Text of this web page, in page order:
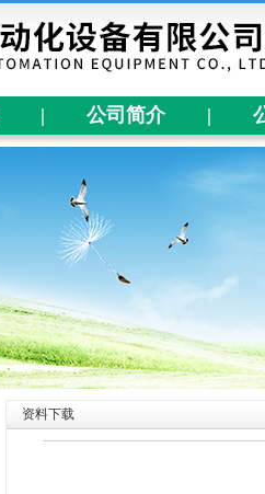
| 公司简介 |
资料下载